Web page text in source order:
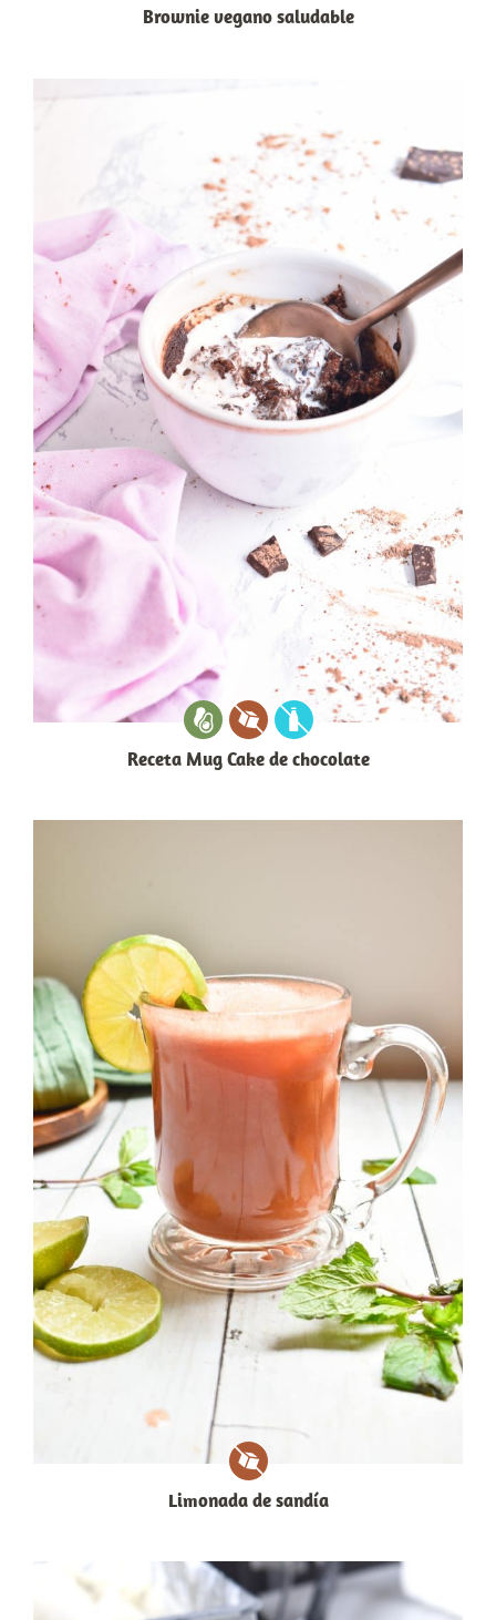
Brownie vegano saludable
Receta Mug Cake de chocolate
Limonada de sandía